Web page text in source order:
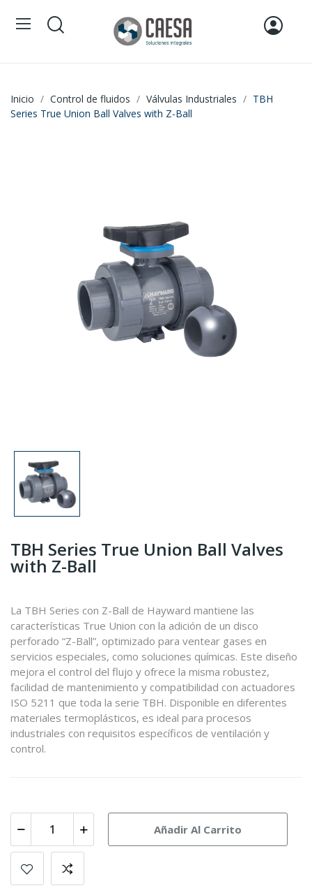
Inicio Control de fluidos Válvulas Industriales
TBH
Series True Union Ball Valves with Z-Ball
TBH Series True Union Ball Valves
with Z-Ball
La TBH Series con Z-Ball de Hayward mantiene las
características True Union con la adición de un disco
perforado “Z-Ball”, optimizado para ventear gases en
servicios especiales, como soluciones químicas. Este diseño
mejora el control del flujo y ofrece la misma robustez,
facilidad de mantenimiento y compatibilidad con actuadores
ISO 5211 que toda la serie TBH. Disponible en diferentes
materiales termoplásticos, es ideal para procesos
industriales con requisitos específicos de ventilación y
control.
Añadir Al Carrito